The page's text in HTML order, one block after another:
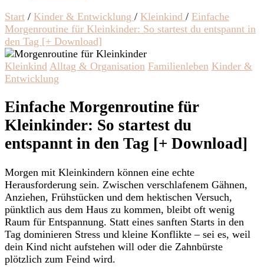
Start / Kinder & Entwicklung / Kleinkind / Einfache
Morgenroutine für Kleinkinder: So startest du entspannt in
den Tag [+ Download]
Kleinkind Alltag & Organisation Familienleben Kinder &
Entwicklung
Einfache Morgenroutine für
Kleinkinder: So startest du
entspannt in den Tag [+ Download]
Morgen mit Kleinkindern können eine echte
Herausforderung sein. Zwischen verschlafenem Gähnen,
Anziehen, Frühstücken und dem hektischen Versuch,
pünktlich aus dem Haus zu kommen, bleibt oft wenig
Raum für Entspannung. Statt eines sanften Starts in den
Tag dominieren Stress und kleine Konflikte – sei es, weil
dein Kind nicht aufstehen will oder die Zahnbürste
plötzlich zum Feind wird.